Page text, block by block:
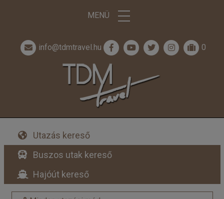
MENÜ
info@tdmtravel.hu 0
Utazás kereső
Buszos utak kereső
Hajóút kereső